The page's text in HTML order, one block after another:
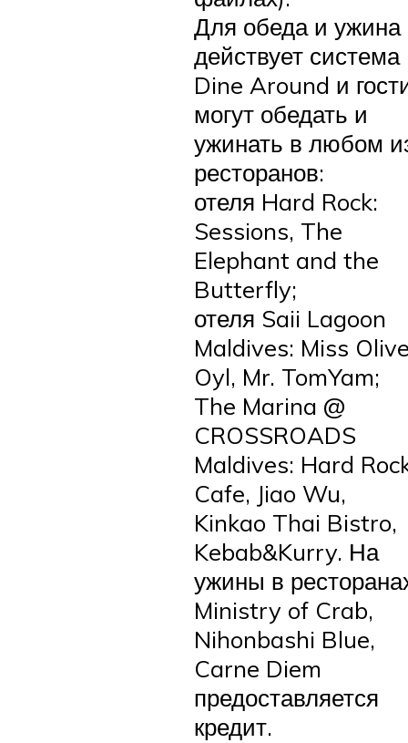
Для обеда и ужина
действует система
Dine Around и
могут обедать и
ужинать в любом
ресторанов:
отеля Hard Rock:
Sessions, The
Elephant and the
Butterfly;
отеля Saii Lagoon
Maldives: Miss
Oyl, Mr. TomYam;
The Marina @
CROSSROADS
Maldives: Hard
Cafe, Jiao Wu,
Kinkao Thai Bistro,
Kebab&Kurry. На
ужины в
Ministry of Crab,
Nihonbashi Blue,
Carne Diem
предоставляется
кредит.